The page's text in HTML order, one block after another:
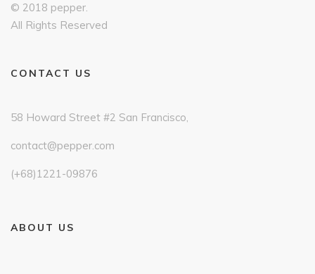
© 2018 pepper.
All Rights Reserved
CONTACT US
58 Howard Street #2 San Francisco,
contact@pepper.com
(+68)1221-09876
ABOUT US